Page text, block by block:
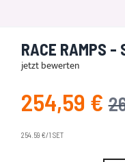
RACE RAMPS
jetzt bewerten
Angebotspreis
254,59 €
254.59 €/1 SET